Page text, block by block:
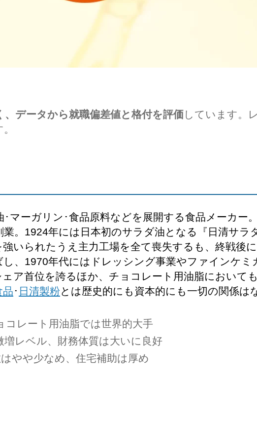
、データから就職偏差値と格付を評価しています。
マーガリン･食品原料などを展開する食品メーカー
。1924年には日本初のサラダ油となる『日清サラ
いられたうえ主力工場を全て喪失するも、終戦後に
、1970年代にはドレッシング事業やファインケミ
ア首位を誇るほか、チョコレート用油脂において
品･ 日清製粉とは歴史的にも資本的にも一切の関係は
レート用油脂では世界的大手
レベル、財務体質は大いに良好
やや少なめ、住宅補助は厚め